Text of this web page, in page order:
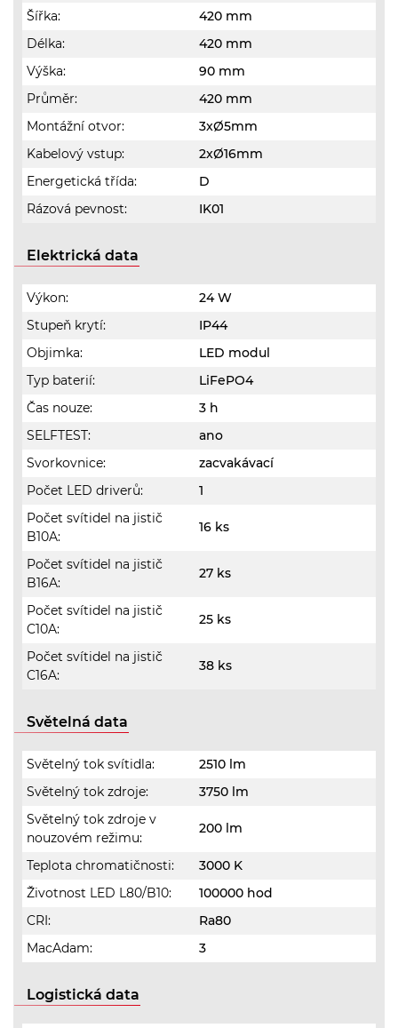
Šířka:
420 mm
Délka:
420 mm
Výška:
90 mm
Průměr:
420 mm
Montážní otvor:
3xØ5mm
Kabelový vstup:
2xØ16mm
Energetická třída:
D
Rázová pevnost:
IK01
Elektrická data
Výkon:
24 W
Stupeň krytí:
IP44
Objimka:
LED modul
Typ baterií:
LiFePO4
Čas nouze:
3 h
SELFTEST:
ano
Svorkovnice:
zacvakávací
Počet LED driverů:
1
Počet svítidel na jistič
B10A:
16 ks
Počet svítidel na jistič
B16A:
27 ks
Počet svítidel na jistič
C10A:
25 ks
Počet svítidel na jistič
C16A:
38 ks
Světelná data
Světelný tok svítidla:
2510 lm
Světelný tok zdroje:
3750 lm
Světelný tok zdroje v
nouzovém režimu:
200 lm
Teplota chromatičnosti:
3000 K
Životnost LED L80/B10:
100000 hod
CRI:
Ra80
MacAdam:
3
Logistická data